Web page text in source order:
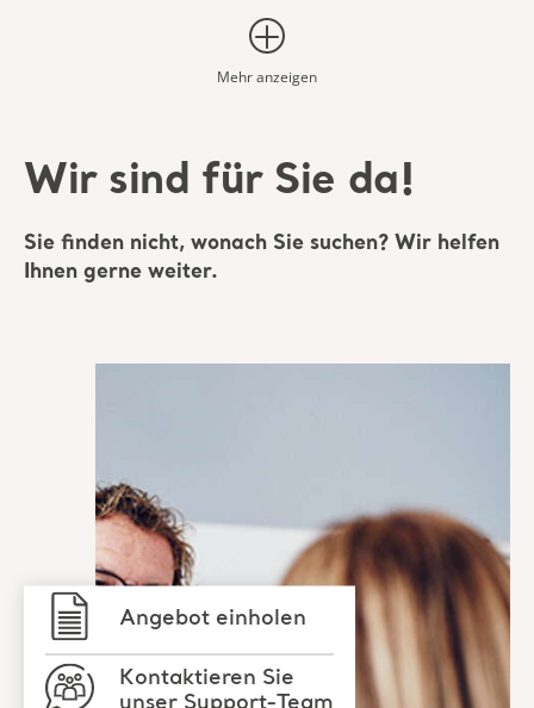
in Ihrem Land verfügbar ist.
Wir sind für Sie da!
Sie finden nicht, wonach Sie suchen? Wir helfen
Angebot einholen